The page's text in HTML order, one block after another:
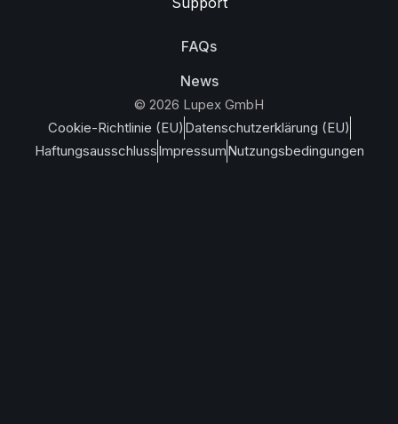
FAQs
News
© 2026 Lupex GmbH
Cookie-Richtlinie (EU) Datenschutzerklärung (EU)
HaftungsausschlussImpressumNutzungsbedingungen